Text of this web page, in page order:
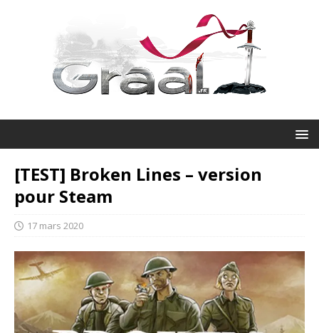
[TEST] Broken Lines – version
pour Steam
17 mars 2020